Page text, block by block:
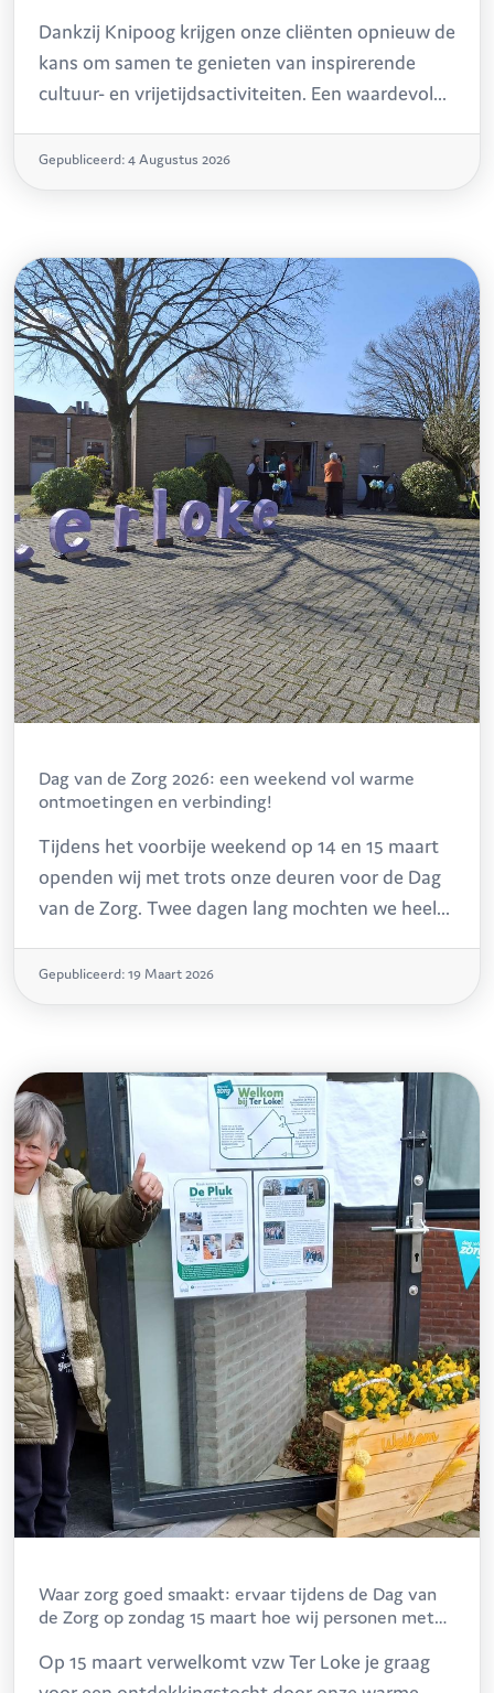
Dankzij Knipoog krijgen onze cliënten opnieuw de
kans om samen te genieten van inspirerende
cultuur- en vrijetijdsactiviteiten. Een waardevol
verlaagt en mooie herinneringen creëert.
Gepubliceerd: 4 Augustus 2026
Dag van de Zorg 2026: een weekend vol warme
ontmoetingen en verbinding!
Tijdens het voorbije weekend op 14 en 15 maart
openden wij met trots onze deuren voor de Dag
van de Zorg. Twee dagen lang mochten we heel
Malle (De Kering) en Vosselaar (De Berken, De
Gepubliceerd: 19 Maart 2026
Waar zorg goed smaakt: ervaar tijdens de Dag van
de Zorg op zondag 15 maart hoe wij personen met
Op 15 maart verwelkomt vzw Ter Loke je graag